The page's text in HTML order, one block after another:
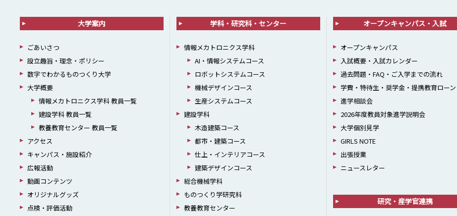
大学案内
ごあいさつ
設立趣旨・理念・ポリシー
数字でわかるものつくり大学
大学概要
情報メカトロニクス学科 教員一覧
建設学科 教員一覧
教養教育センター 教員一覧
アクセス
キャンパス・施設紹介
広報活動
動画コンテンツ
オリジナルグッズ
点検・評価活動
学科・研究科・センター
情報メカトロニクス学科
AI・情報システムコース
ロボットシステムコース
機械デザインコース
生産システムコース
建設学科
木造建築コース
都市・建築コース
仕上・インテリアコース
建築デザインコース
総合機械学科
ものつくり学研究科
教養教育センター
オープンキャンパス・入試
オープンキャンパス
入試概要・入試カレンダー
過去問題・FAQ・ご入学までの流れ
学費・特待生・奨学金・提携教育ローン
進学相談会
2026年度教員対象進学説明会
大学個別見学
GIRLS NOTE
出張授業
ニュースレター
研究・産学官連携